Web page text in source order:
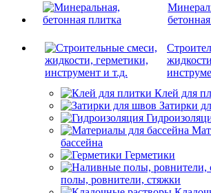
Клей для
Затирки
бассейна
Герметики
полы, ровнители, стяжки